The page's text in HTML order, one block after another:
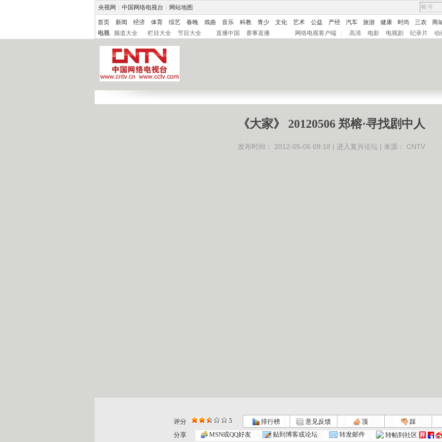
央视网 中国网络电视台 网站地图
首页 新闻 经济 体育 综艺 春晚 戏曲 音乐 科教 青少 文化 艺术 公益 产经 汽车 旅游 健康 时尚 三农
商
电视
频道大全 栏目大全 节目大全 直播中国 赛事直播 网络电视客户端 高清 电影 电视剧 纪录片 动
《大家》 20120506 郑榕·寻找剧中人
发布时间： 2012-05-06 09:18 | 进入复兴论坛 | 来源： CNTV
评分 5 排行榜 意见反馈 顶
踩
分享
MSN或QQ好友 贴到博客或论坛 转发邮件 转帖到社区